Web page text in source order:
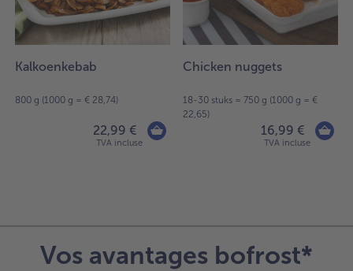
Kalkoenkebab
800 g (1000 g = € 28,74)
22,99 €
TVA incluse
Chicken nuggets
18-30 stuks = 750 g (1000 g = €
22,65)
16,99 €
TVA incluse
Vos avantages bofrost*